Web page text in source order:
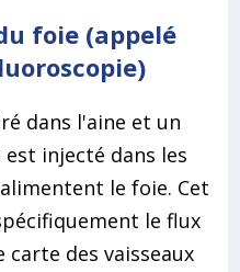
foie (appelé
dans l'aine et un
injecté dans les
le foie. Cet
le flux
des vaisseaux